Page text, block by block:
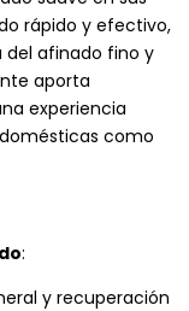
rápido y efectivo,
del afinado fino y
aporta
experiencia
como
:
y recuperación